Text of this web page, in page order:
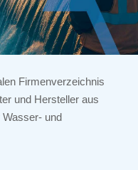
Firmenverzeichnis
und Hersteller aus
Wasser- und